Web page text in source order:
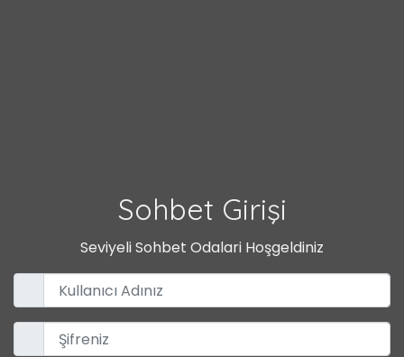
Sohbet Girişi
Seviyeli Sohbet Odalari Hoşgeldiniz